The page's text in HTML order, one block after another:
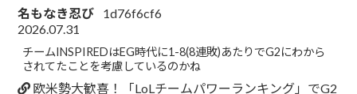
名もなき忍び
1d76f6cf6
2026.07.31
チームINSPIREDはEG時代に1-8(8連敗)あたりでG2にわから
されてたことを考慮しているのかね
欧米勢大歓喜！「LoLチームパワーランキング」でG2